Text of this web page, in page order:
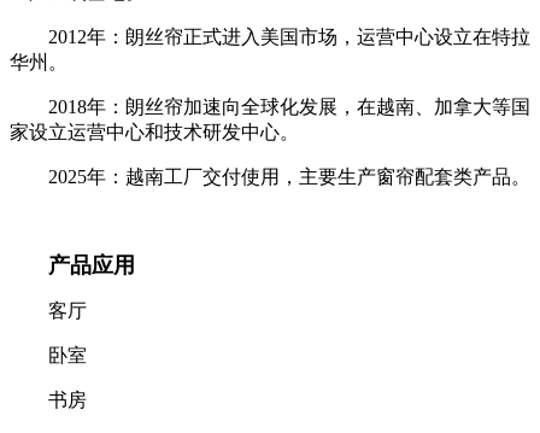
2012年：朗丝帘正式进入美国市场，运营中心设立在特拉
华州。
2018年：朗丝帘加速向全球化发展，在越南、加拿大等国
家设立运营中心和技术研发中心。
2025年：越南工厂交付使用，主要生产窗帘配套类产品。
产品应用
客厅
卧室
书房